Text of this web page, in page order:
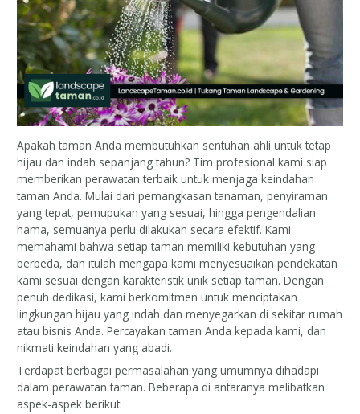
Apakah taman Anda membutuhkan sentuhan ahli untuk tetap
hijau dan indah sepanjang tahun? Tim profesional kami siap
memberikan perawatan terbaik untuk menjaga keindahan
taman Anda. Mulai dari pemangkasan tanaman, penyiraman
yang tepat, pemupukan yang sesuai, hingga pengendalian
hama, semuanya perlu dilakukan secara efektif. Kami
memahami bahwa setiap taman memiliki kebutuhan yang
berbeda, dan itulah mengapa kami menyesuaikan pendekatan
kami sesuai dengan karakteristik unik setiap taman. Dengan
penuh dedikasi, kami berkomitmen untuk menciptakan
lingkungan hijau yang indah dan menyegarkan di sekitar rumah
atau bisnis Anda. Percayakan taman Anda kepada kami, dan
nikmati keindahan yang abadi.
Terdapat berbagai permasalahan yang umumnya dihadapi
dalam perawatan taman. Beberapa di antaranya melibatkan
aspek-aspek berikut: